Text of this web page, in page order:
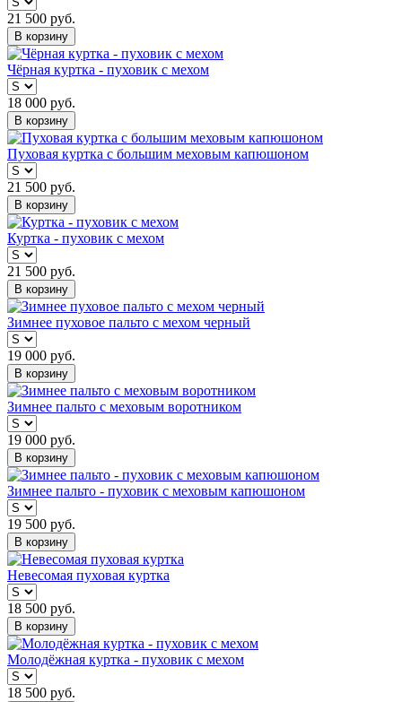
21 500 руб.
В корзину
Чёрная куртка - пуховик с мехом
18 000 руб.
В корзину
Пуховая куртка с большим меховым капюшоном
21 500 руб.
В корзину
Куртка - пуховик с мехом
21 500 руб.
В корзину
Зимнее пуховое пальто с мехом черный
19 000 руб.
В корзину
Зимнее пальто с меховым воротником
19 000 руб.
В корзину
Зимнее пальто - пуховик с меховым капюшоном
19 500 руб.
В корзину
Невесомая пуховая куртка
18 500 руб.
В корзину
Молодёжная куртка - пуховик с мехом
18 500 руб.